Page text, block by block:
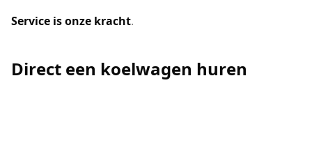
Service is onze kracht.
Direct een koelwagen huren